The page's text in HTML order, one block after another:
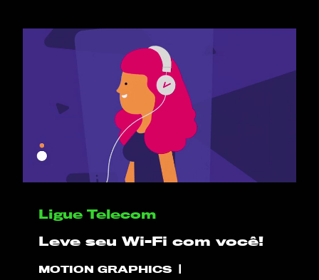
OLÁ
PLAY!
Ligue Telecom
Leve seu Wi-Fi com você!
MOTION GRAPHICS